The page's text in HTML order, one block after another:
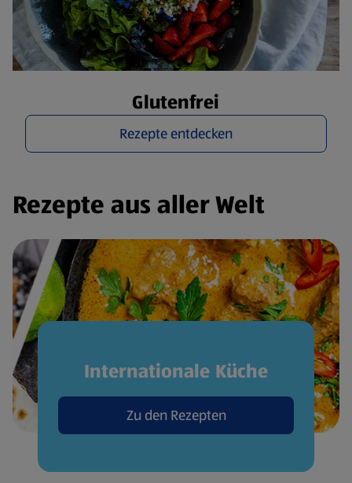
Glutenfrei
Rezepte entdecken
Rezepte aus aller Welt
Internationale Küche
Zu den Rezepten